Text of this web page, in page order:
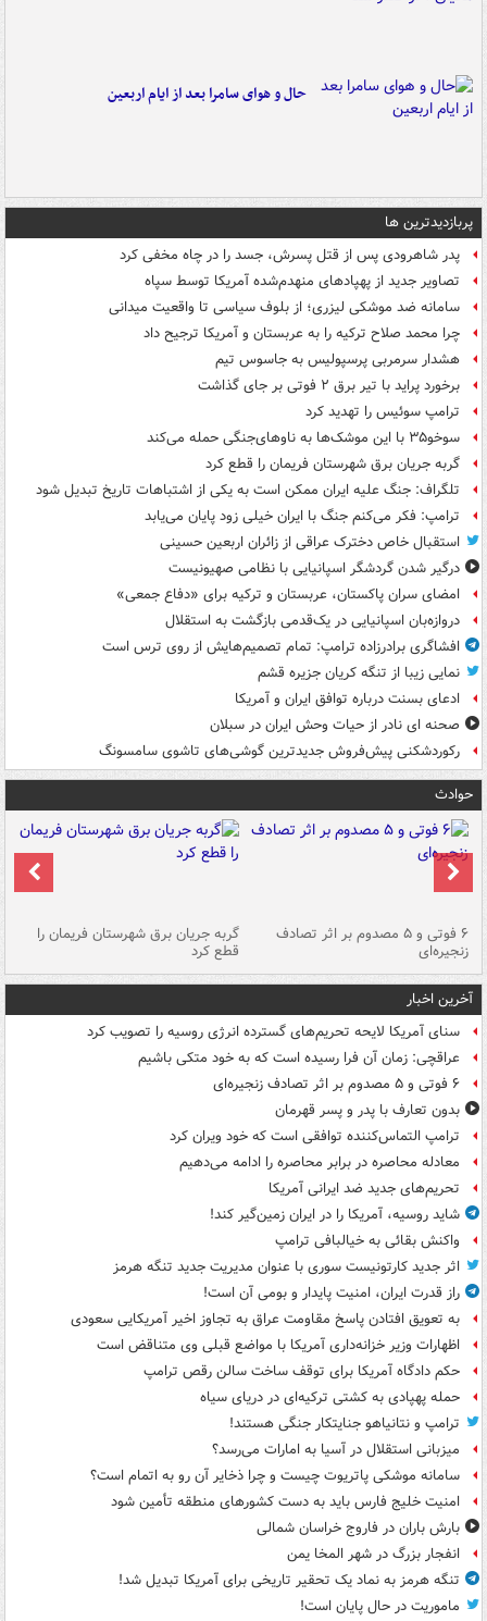
حال و هوای سامرا بعد از ایام اربعین
پربازدیدترین ها
پدر شاهرودی پس از قتل پسرش، جسد را در چاه مخفی کرد
تصاویر جدید از پهپادهای منهدم‌شده آمریکا توسط سپاه
سامانه ضد موشکی لیزری؛ از بلوف سیاسی تا واقعیت میدانی
چرا محمد صلاح ترکیه را به عربستان و آمریکا ترجیح داد
هشدار سرمربی پرسپولیس به جاسوس تیم
برخورد پراید با تیر برق ۲ فوتی بر جای گذاشت
ترامپ سوئیس را تهدید کرد
سوخو۳۵ با این موشک‌ها به ناوهای‌جنگی حمله می‌کند
گربه جریان برق شهرستان فریمان را قطع کرد
تلگراف: جنگ علیه ایران ممکن است به یکی از اشتباهات تاریخ تبدیل شود
ترامپ: فکر می‌کنم جنگ با ایران خیلی زود پایان می‌یابد
استقبال خاص دخترک عراقی از زائران اربعین حسینی
درگیر شدن گردشگر اسپانیایی با نظامی صهیونیست
امضای سران پاکستان، عربستان و ترکیه برای «دفاع جمعی»
دروازه‌بان اسپانیایی در یک‌قدمی بازگشت به استقلال
افشاگری برادرزاده ترامپ: تمام تصمیم‌هایش از روی ترس است
نمایی زیبا از تنگه کریان جزیره قشم
ادعای بسنت درباره توافق ایران و آمریکا
صحنه ای نادر از حیات وحش ایران در سبلان
رکوردشکنی پیش‌فروش جدیدترین گوشی‌های تاشوی سامسونگ
حوادث
۶ فوتی و ۵ مصدوم بر اثر تصادف
زنجیره‌ای
گربه جریان برق شهرستان فریمان را
قطع کرد
آخرین اخبار
سنای آمریکا لایحه تحریم‌های گسترده انرژی روسیه را تصویب کرد
عراقچی: زمان آن فرا رسیده است که به خود متکی باشیم
۶ فوتی و ۵ مصدوم بر اثر تصادف زنجیره‌ای
بدون تعارف با پدر و پسر قهرمان
ترامپ التماس‌کننده توافقی است که خود ویران کرد
معادله محاصره در برابر محاصره را ادامه می‌دهیم
تحریم‌های جدید ضد ایرانی آمریکا
شاید روسیه، آمریکا را در ایران زمین‌گیر کند!
واکنش بقائی به خیالبافی ترامپ
اثر جدید کارتونیست سوری با عنوان مدیریت جدید تنگه هرمز
راز قدرت ایران، امنیت پایدار و بومی آن است!
به تعویق افتادن پاسخ مقاومت عراق به تجاوز اخیر آمریکایی سعودی
اظهارات وزیر خزانه‌داری آمریکا با مواضع قبلی وی متناقض است
حکم دادگاه آمریکا برای توقف ساخت سالن رقص ترامپ
حمله پهپادی به کشتی ترکیه‌ای در دریای سیاه
ترامپ و نتانیاهو جنایتکار جنگی هستند!
میزبانی استقلال در آسیا به امارات می‌رسد؟
سامانه موشکی پاتریوت چیست و چرا ذخایر آن رو به اتمام است؟
امنیت خلیج فارس باید به دست کشورهای منطقه تأمین شود
بارش باران در فاروج خراسان شمالی
انفجار بزرگ در شهر المخا یمن
تنگه هرمز به نماد یک تحقیر تاریخی برای آمریکا تبدیل شد!
ماموریت در حال پایان است!